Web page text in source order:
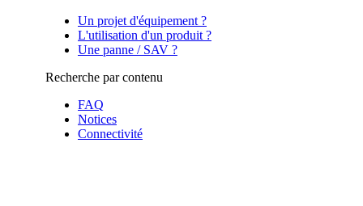
Un projet d'équipement ?
L'utilisation d'un produit ?
Une panne / SAV ?
Recherche par contenu
FAQ
Notices
Connectivité